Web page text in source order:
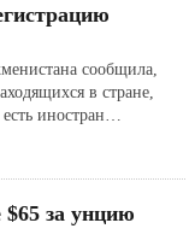
сообщила,
в стране,
иностран…
за унцию